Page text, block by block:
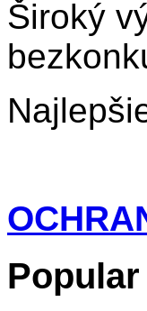
Široký